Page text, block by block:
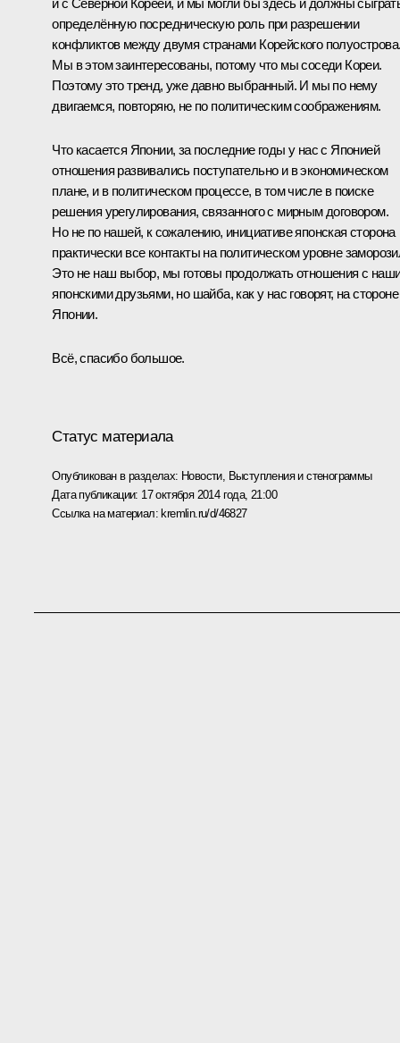
и с Северной Кореей, и мы могли бы здесь и должны
определённую посредническую роль при разрешении
конфликтов между двумя странами Корейского
Мы в этом заинтересованы, потому что мы соседи Кореи.
Поэтому это тренд, уже давно выбранный. И мы по нему
двигаемся, повторяю, не по политическим соображениям.
Что касается Японии, за последние годы у нас с Японией
отношения развивались поступательно и в экономическом
плане, и в политическом процессе, в том числе в поиске
решения урегулирования, связанного с мирным договором.
Но не по нашей, к сожалению, инициативе японская сторона
практически все контакты на политическом уровне
Это не наш выбор, мы готовы продолжать отношения с
японскими друзьями, но шайба, как у нас говорят, на стороне
Японии.
Всё, спасибо большое.
Статус материала
Опубликован в разделах: Новости, Выступления и стенограммы
Дата публикации: 17 октября 2014 года, 21:00
Ссылка на материал:kremlin.ru/d/46827